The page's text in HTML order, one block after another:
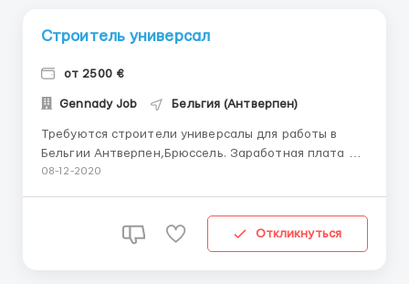
Cтроитель универсал
от 2500 €
Gennady Job Бельгия (Антверпен)
Требуются строители универсалы для работы в
Бельгии Антверпен,Брюссель. Заработная плата от
2000 Заработная плата составляет 10 евро в час,
командировочному удостоверению А1 через
польскую фирму.Вакансия н...
08-12-2020
Откликнуться